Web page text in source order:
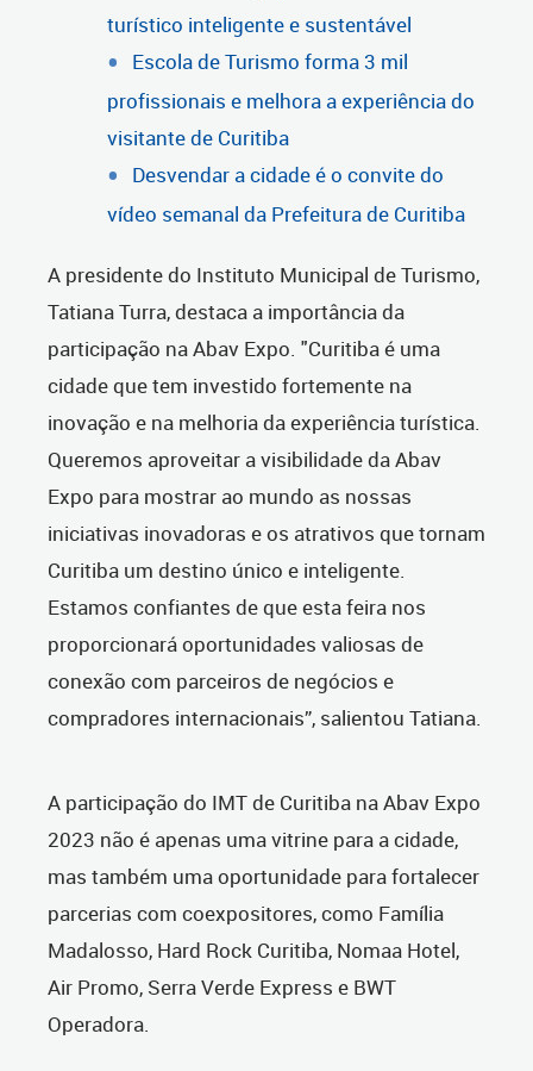
turístico inteligente e sustentável
Escola de Turismo forma 3 mil
profissionais e melhora a experiência do
visitante de Curitiba
Desvendar a cidade é o convite do
vídeo semanal da Prefeitura de Curitiba
A presidente do Instituto Municipal de Turismo,
Tatiana Turra, destaca a importância da
participação na Abav Expo. "Curitiba é uma
cidade que tem investido fortemente na
inovação e na melhoria da experiência turística.
Queremos aproveitar a visibilidade da Abav
Expo para mostrar ao mundo as nossas
iniciativas inovadoras e os atrativos que tornam
Curitiba um destino único e inteligente.
Estamos confiantes de que esta feira nos
proporcionará oportunidades valiosas de
conexão com parceiros de negócios e
compradores internacionais”, salientou Tatiana.
A participação do IMT de Curitiba na Abav Expo
2023 não é apenas uma vitrine para a cidade,
mas também uma oportunidade para fortalecer
parcerias com coexpositores, como Família
Madalosso, Hard Rock Curitiba, Nomaa Hotel,
Air Promo, Serra Verde Express e BWT
Operadora.